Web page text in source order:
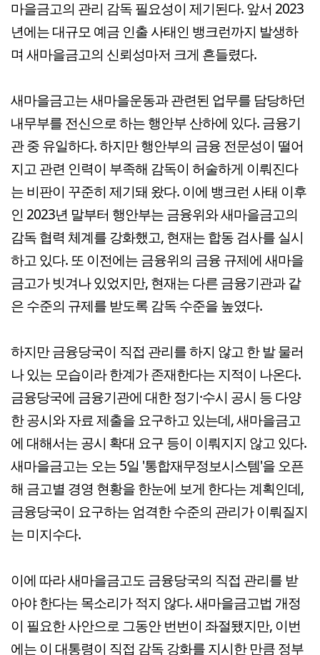
마을금고의 관리 감독 필요성이 제기된다. 앞서 2023
년에는 대규모 예금 인출 사태인 뱅크런까지 발생하
며 새마을금고의 신뢰성마저 크게 흔들렸다.
새마을금고는 새마을운동과 관련된 업무를 담당하던
내무부를 전신으로 하는 행안부 산하에 있다. 금융기
관 중 유일하다. 하지만 행안부의 금융 전문성이 떨어
지고 관련 인력이 부족해 감독이 허술하게 이뤄진다
는 비판이 꾸준히 제기돼 왔다. 이에 뱅크런 사태 이후
인 2023년 말부터 행안부는 금융위와 새마을금고의
감독 협력 체계를 강화했고, 현재는 합동 검사를 실시
하고 있다. 또 이전에는 금융위의 금융 규제에 새마을
금고가 빗겨나 있었지만, 현재는 다른 금융기관과 같
은 수준의 규제를 받도록 감독 수준을 높였다.
하지만 금융당국이 직접 관리를 하지 않고 한 발 물러
나 있는 모습이라 한계가 존재한다는 지적이 나온다.
금융당국에 금융기관에 대한 정기·수시 공시 등 다양
한 공시와 자료 제출을 요구하고 있는데, 새마을금고
에 대해서는 공시 확대 요구 등이 이뤄지지 않고 있다.
새마을금고는 오는 5일 '통합재무정보시스템'을 오픈
해 금고별 경영 현황을 한눈에 보게 한다는 계획인데,
금융당국이 요구하는 엄격한 수준의 관리가 이뤄질지
는 미지수다.
이에 따라 새마을금고도 금융당국의 직접 관리를 받
아야 한다는 목소리가 적지 않다. 새마을금고법 개정
이 필요한 사안으로 그동안 번번이 좌절됐지만, 이번
에는 이 대통령이 직접 감독 강화를 지시한 만큼 정부